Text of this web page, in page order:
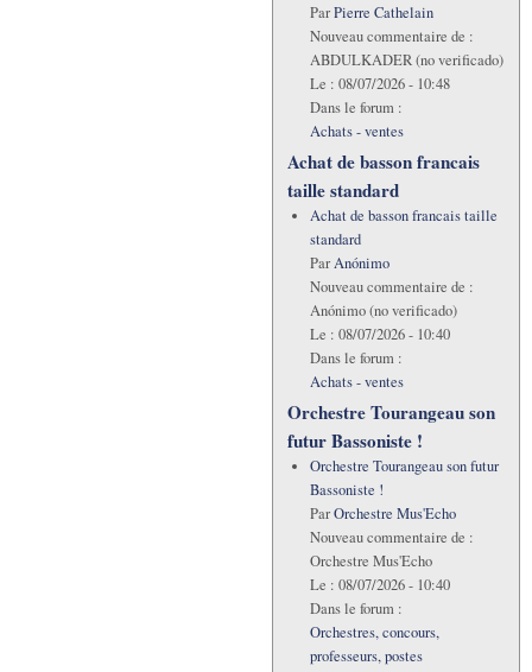
ParPierre Cathelain
Nouveau commentaire de :
ABDULKADER (no verificado)
Le : 08/07/2026 - 10:48
Dans le forum :
Achats - ventes
Achat de basson francais
taille standard
Achat de basson francais taille
standard
ParAnónimo
Nouveau commentaire de :
Anónimo (no verificado)
Le : 08/07/2026 - 10:40
Dans le forum :
Achats - ventes
Orchestre Tourangeau son
futur Bassoniste !
Orchestre Tourangeau son futur
Bassoniste !
ParOrchestre Mus'Echo
Nouveau commentaire de :
Orchestre Mus'Echo
Le : 08/07/2026 - 10:40
Dans le forum :
Orchestres, concours,
professeurs, postes